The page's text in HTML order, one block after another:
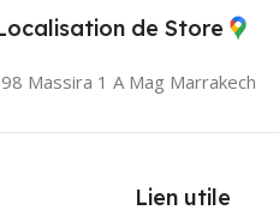
de Store
Massira 1 A Mag Marrakech
Lien utile